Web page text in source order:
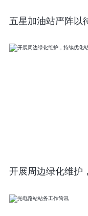
五星加油站严阵以
开展周边绿化维护